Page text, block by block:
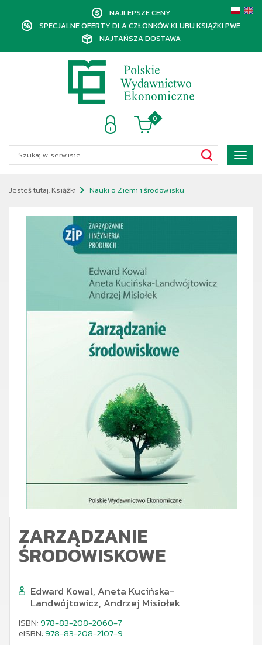
NAJLEPSZE CENY
SPECJALNE OFERTY DLA CZŁONKÓW KLUBU KSIĄŻKI PWE
NAJTAŃSZA DOSTAWA
0
Pokaż
menu
Jesteś tutaj: Książki Nauki o Ziemi i środowisku
ZARZĄDZANIE
ŚRODOWISKOWE
Edward Kowal, Aneta Kucińska-
Landwójtowicz, Andrzej Misiołek
ISBN:978-83-208-2060-7
eISBN:978-83-208-2107-9